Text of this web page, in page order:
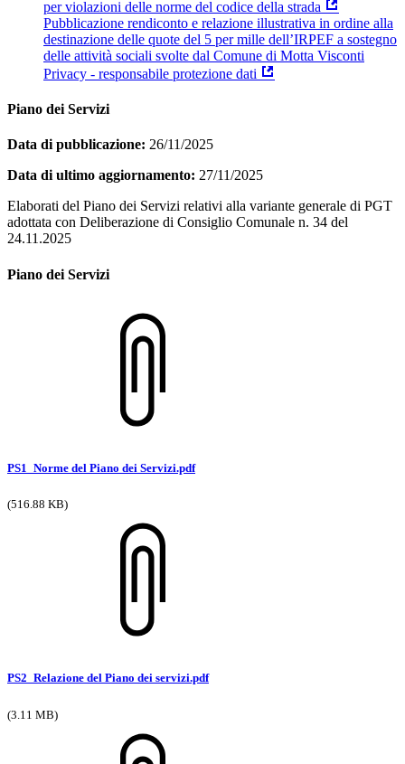
per violazioni delle norme del codice della strada
Pubblicazione rendiconto e relazione illustrativa in ordine alla
destinazione delle quote del 5 per mille dell’IRPEF a sostegno
delle attività sociali svolte dal Comune di Motta Visconti
Privacy - responsabile protezione dati
Piano dei Servizi
Data di pubblicazione: 26/11/2025
Data di ultimo aggiornamento: 27/11/2025
Elaborati del Piano dei Servizi relativi alla variante generale di PGT
adottata con Deliberazione di Consiglio Comunale n. 34 del
24.11.2025
Piano dei Servizi
PS1_Norme del Piano dei Servizi.pdf
(516.88 KB)
PS2_Relazione del Piano dei servizi.pdf
(3.11 MB)